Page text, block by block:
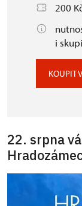
200
i
KOUPIT
22. srpna